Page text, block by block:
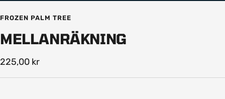
FROZEN PALM TREE
MELLANRÄKNING
Rea-
pris
225,00 kr